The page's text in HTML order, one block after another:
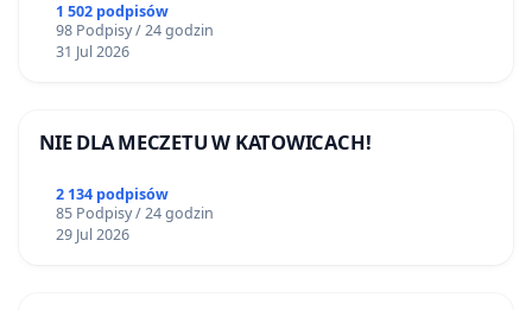
1 502 podpisów
98 Podpisy / 24 godzin
31 Jul 2026
NIE DLA MECZETU W KATOWICACH!
2 134 podpisów
85 Podpisy / 24 godzin
29 Jul 2026